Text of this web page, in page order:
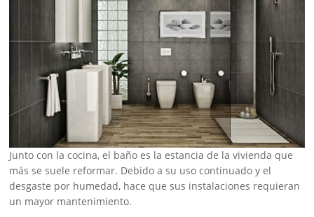
Junto con la cocina, el baño es la estancia de la vivienda que
más se suele reformar. Debido a su uso continuado y el
desgaste por humedad, hace que sus instalaciones requieran
un mayor mantenimiento.